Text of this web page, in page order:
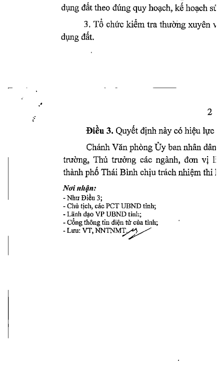
dụng đất tìieo đúng quy hoạch, kế hoạch sử
3. Tổ chức kiểm tra thườhg xuyên
dụng đất.
Điều 3. Quyêt định này có hiệu lực
Chánh Văn phòng ủy ban nhân dân
trường, Thủ trưởng các ngành, đơn vị
thành phố Thái Bình chịu trách lứdệm thi
Nơi nhận:
-Như Điều 3;
- Chủ tịch, các PCT UBND tỉnh;
-Lãnh đạo VP UBND tỉnh;
- Cổng thông tin điện tử của tỉnh;
- Lưu: VT, NNTNMT,^^^'